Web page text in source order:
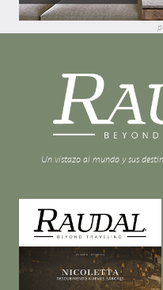
Un vistazo al mundo y sus